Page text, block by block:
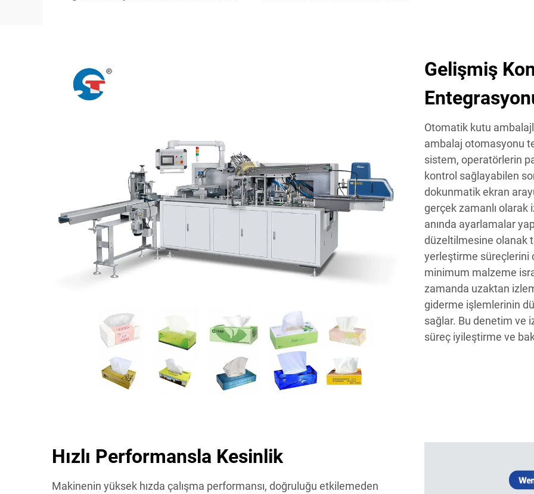
Gelişmiş
Otomatik kutu
ambalaj otomasyonu
sistem, operatörlerin
kontrol sağlayabilen
dokunmatik ekran
gerçek zamanlı
anında ayarlamalar
düzeltilmesine olanak
yerleştirme süreçlerini
minimum malzeme
zamanda uzaktan
giderme işlemlerinin
sağlar. Bu denetim ve
süreç iyileştirme ve
Hızlı Performansla Kesinlik
Makinenin yüksek hızda çalışma performansı, doğruluğu etkilemeden